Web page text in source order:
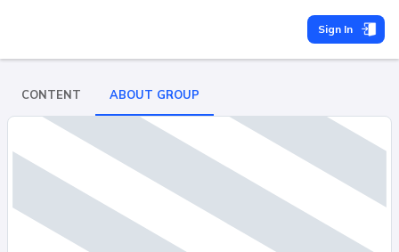
Sign In
CONTENT ABOUT GROUP